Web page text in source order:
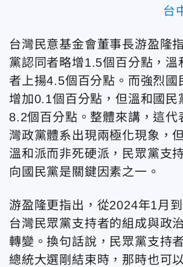
台
台灣民意基金會董事長游盈隆
黨認同者略增1.5個百分點，溫
者上揚4.5個百分點。而強烈國
增加0.1個百分點，但溫和國民
8.2個百分點。整體來講，這代
灣政黨體系出現兩極化現象，
溫和派而非死硬派，民眾黨支
向國民黨是關鍵因素之一。
游盈隆更指出，從2024年1月
台灣民眾黨支持者的組成與政
轉變。換句話說，民眾黨支持
總統大選剛結束時，那時也可